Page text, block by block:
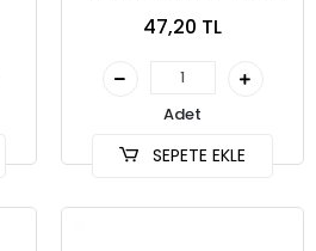
47,20 TL
Adet
SEPETE EKLE